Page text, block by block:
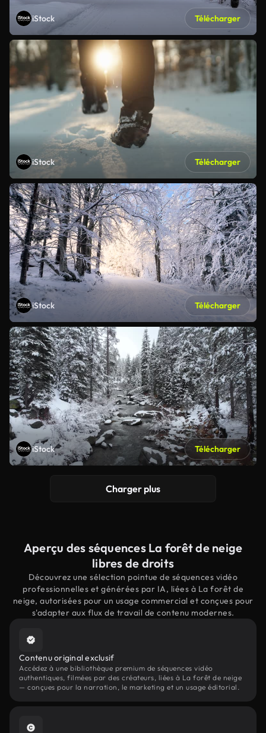
iStock Télécharger
iStock Télécharger
iStock Télécharger
iStock Télécharger
Charger plus
Aperçu des séquences La forêt de neige
libres de droits
Découvrez une sélection pointue de séquences vidéo
professionnelles et générées par IA, liées à La forêt de
neige, autorisées pour un usage commercial et conçues pour
s'adapter aux flux de travail de contenu modernes.
Contenu original exclusif
Accédez à une bibliothèque premium de séquences vidéo
authentiques, filmées par des créateurs, liées à La forêt de neige
— conçues pour la narration, le marketing et un usage éditorial.